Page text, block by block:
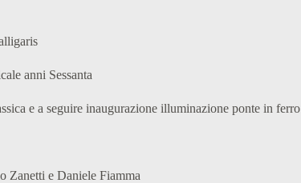
anni Sessanta
e a seguire inaugurazione illuminazione ponte in ferro
Zanetti e Daniele Fiamma